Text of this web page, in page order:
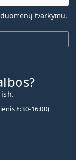
tvarkymu.
8:30-16:00)